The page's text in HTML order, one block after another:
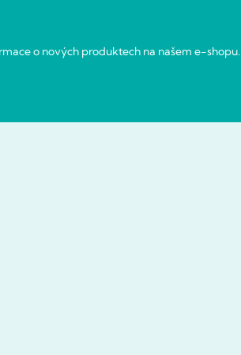
o nových produktech na našem e-shopu.